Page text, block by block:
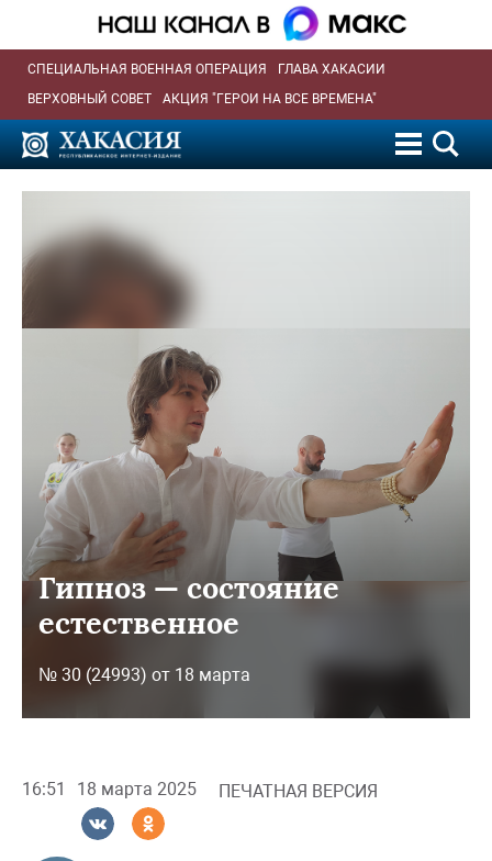
СПЕЦИАЛЬНАЯ ВОЕННАЯ ОПЕРАЦИЯ
ГЛАВА ХАКАСИИ
ВЕРХОВНЫЙ СОВЕТ
АКЦИЯ "ГЕРОИ НА ВСЕ ВРЕМЕНА"
Гипноз — состояние
естественное
№ 30 (24993) от 18 марта
16:51 18 марта 2025 ПЕЧАТНАЯ ВЕРСИЯ